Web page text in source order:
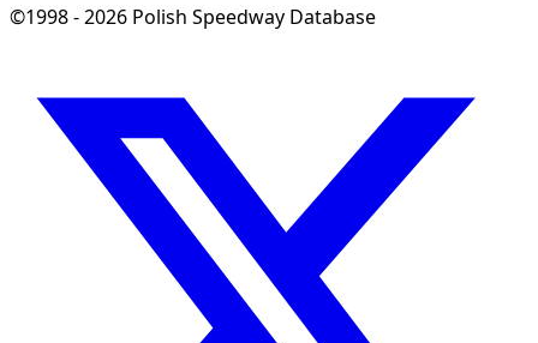
©1998 - 2026 Polish Speedway Database